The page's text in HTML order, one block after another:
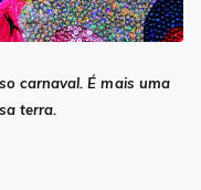
carnaval. É mais uma
terra.